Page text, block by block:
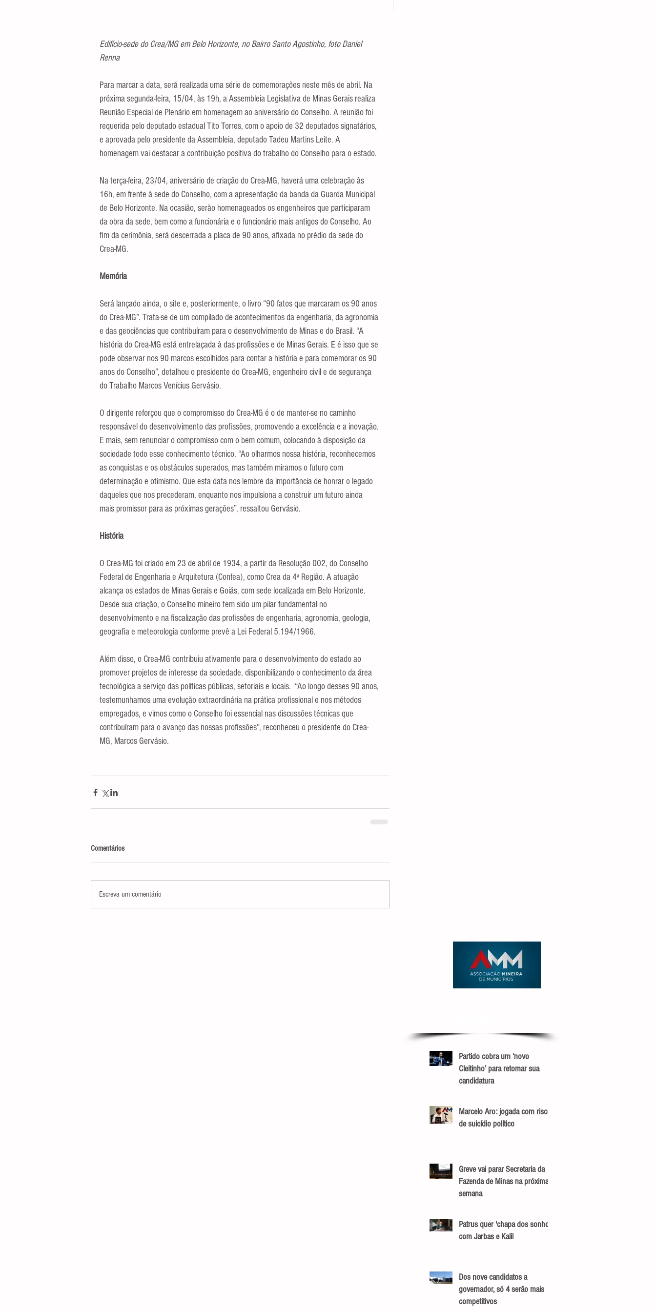
Edifício-sede do Crea/MG em Belo Horizonte, no Bairro Santo Agostinho, foto Daniel
Renna
Para marcar a data, será realizada uma série de comemorações neste mês de abril. Na
próxima segunda-feira, 15/04, às 19h, a Assembleia Legislativa de Minas Gerais realiza
Reunião Especial de Plenário em homenagem ao aniversário do Conselho. A reunião foi
requerida pelo deputado estadual Tito Torres, com o apoio de 32 deputados signatários,
e aprovada pelo presidente da Assembleia, deputado Tadeu Martins Leite. A
homenagem vai destacar a contribuição positiva do trabalho do Conselho para o estado.
Na terça-feira, 23/04, aniversário de criação do Crea-MG, haverá uma celebração às
16h, em frente à sede do Conselho, com a apresentação da banda da Guarda Municipal
de Belo Horizonte. Na ocasião, serão homenageados os engenheiros que participaram
da obra da sede, bem como a funcionária e o funcionário mais antigos do Conselho. Ao
fim da cerimônia, será descerrada a placa de 90 anos, afixada no prédio da sede do
Crea-MG.
Memória
Será lançado ainda, o site e, posteriormente, o livro “90 fatos que marcaram os 90 anos
do Crea-MG”. Trata-se de um compilado de acontecimentos da engenharia, da agronomia
e das geociências que contribuíram para o desenvolvimento de Minas e do Brasil. “A
história do Crea-MG está entrelaçada à das profissões e de Minas Gerais. E é isso que se
pode observar nos 90 marcos escolhidos para contar a história e para comemorar os 90
anos do Conselho”, detalhou o presidente do Crea-MG, engenheiro civil e de segurança
do Trabalho Marcos Venícius Gervásio.
O dirigente reforçou que o compromisso do Crea-MG é o de manter-se no caminho
responsável do desenvolvimento das profissões, promovendo a excelência e a inovação.
E mais, sem renunciar o compromisso com o bem comum, colocando à disposição da
sociedade todo esse conhecimento técnico. “Ao olharmos nossa história, reconhecemos
as conquistas e os obstáculos superados, mas também miramos o futuro com
determinação e otimismo. Que esta data nos lembre da importância de honrar o legado
daqueles que nos precederam, enquanto nos impulsiona a construir um futuro ainda
mais promissor para as próximas gerações”, ressaltou Gervásio.
História
O Crea-MG foi criado em 23 de abril de 1934, a partir da Resolução 002, do Conselho
Federal de Engenharia e Arquitetura (Confea), como Crea da 4ª Região. A atuação
alcança os estados de Minas Gerais e Goiás, com sede localizada em Belo Horizonte.
Desde sua criação, o Conselho mineiro tem sido um pilar fundamental no
desenvolvimento e na fiscalização das profissões de engenharia, agronomia, geologia,
geografia e meteorologia conforme prevê a Lei Federal 5.194/1966.
Além disso, o Crea-MG contribuiu ativamente para o desenvolvimento do estado ao
promover projetos de interesse da sociedade, disponibilizando o conhecimento da área
tecnológica a serviço das políticas públicas, setoriais e locais.  “Ao longo desses 90 anos,
testemunhamos uma evolução extraordinária na prática profissional e nos métodos
empregados, e vimos como o Conselho foi essencial nas discussões técnicas que
contribuíram para o avanço das nossas profissões”, reconheceu o presidente do Crea-
MG, Marcos Gervásio.
Comentários
Escreva um comentário
Partido cobra um ‘novo
Cleitinho’ para retomar sua
candidatura
Marcelo Aro: jogada com risco
de suicídio político
Greve vai parar Secretaria da
Fazenda de Minas na próxima
semana
Patrus quer 'chapa dos sonhos'
com Jarbas e Kalil
Dos nove candidatos a
governador, só 4 serão mais
competitivos